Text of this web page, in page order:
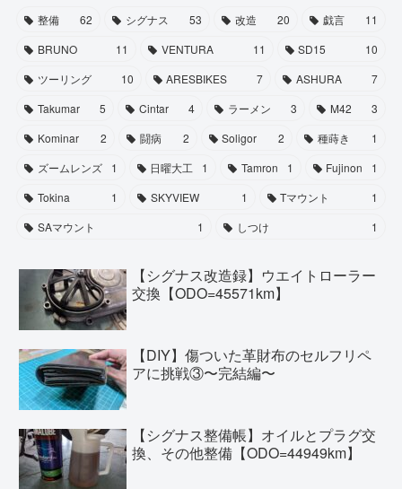
整備 62 シグナス 53 改造 20 戯言
11
BRUNO
11 VENTURA 11 SD15
10
ツーリング
10 ARESBIKES 7 ASHURA
7
Takumar
5 Cintar 4 ラーメン 3 M42
3
Kominar
2 闘病 2 Soligor 2 種蒔き
1
ズームレンズ
1 日曜大工 1 Tamron 1 Fujinon
1
Tokina
1 SKYVIEW 1 Tマウント
1
SAマウント
1 しつけ 1
【シグナス改造録】ウエイトローラー
交換【ODO=45571km】
【DIY】傷ついた革財布のセルフリペ
アに挑戦③〜完結編〜
【シグナス整備帳】オイルとプラグ交
換、その他整備【ODO=44949km】